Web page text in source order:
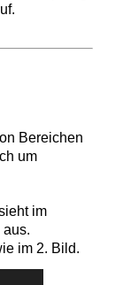
Bereichen
um
im
im 2. Bild.